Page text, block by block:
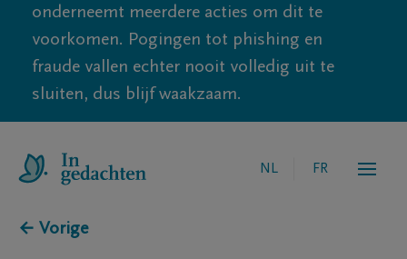
onderneemt meerdere acties om dit te
voorkomen. Pogingen tot phishing en
fraude vallen echter nooit volledig uit te
sluiten, dus blijf waakzaam.
NL FR
← Vorige